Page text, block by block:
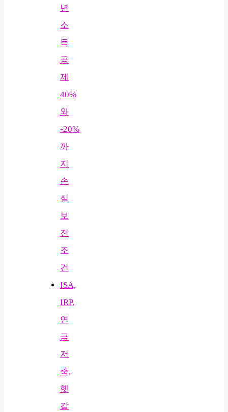
년
소
득
공
제
40%
와
-20%
까
지
손
실
보
전
조
건
ISA,
IRP,
연
금
저
축,
헷
갈